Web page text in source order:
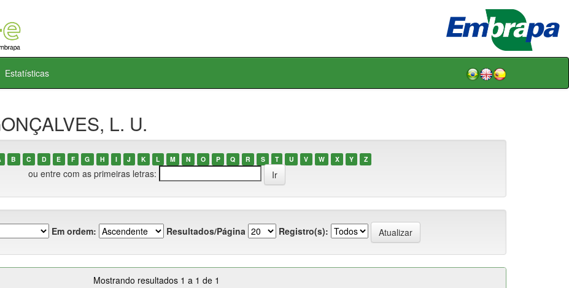
Estatísticas
L. U.
B C D E F G H I J K L M N O P Q R S T U V W X Y Z
ou entre com as primeiras letras:
Em ordem: Resultados/Página Registro(s):
Mostrando resultados 1 a 1 de 1